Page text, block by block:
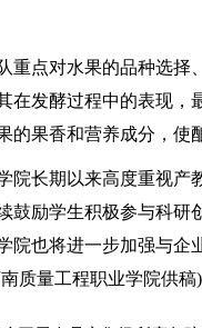
点对水果的品种选择、
在发酵过程中的表现
的果香和营养成分，使
长期以来高度重视产
鼓励学生积极参与科
院也将进一步加强与企
质量工程职业学院供稿)